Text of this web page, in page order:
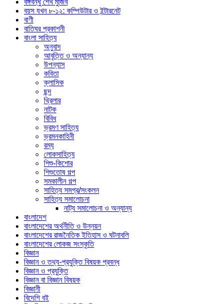
বয়স যখন ৮-১২: কম্পিউটার ও ইন্টারনেট
বাণী
বাতিঘর প্রকাশনী
বাংলা সাহিত্য
অনুবাদ
আবৃত্তি ও অন্যান্য
উপন্যাস
কবিতা
ক্লাসিক
ছন্দ
থ্রিলার
নাটক
বিবিধ
ভ্রমণ সাহিত্য
ভ্রমনকাহিনী
রম্য
লোকসাহিত্য
শিশু-কিশোর
শিশুতোষ গল্প
সমকালীন গল্প
সাহিত্য সমগ্র/সংকলন
সাহিত্য সমালোচনা
নাট্য সমালোচনা ও অন্যান্য
বাংলাদেশ
বাংলাদেশের অর্থনীতি ও উন্নয়ন
বাংলাদেশের রাজনৈতিক ইতিহাস ও ঘটনাবলি
বাংলাদেশের লোকজ সংস্কৃতি
বিজ্ঞান
বিজ্ঞান ও তথ্য-প্রযুক্তি বিষয়ক প্রবন্ধ
বিজ্ঞান ও প্রযুক্তি
বিজ্ঞান বা বিজ্ঞান বিষয়ক
বিজ্ঞানী
বিদেশি বই